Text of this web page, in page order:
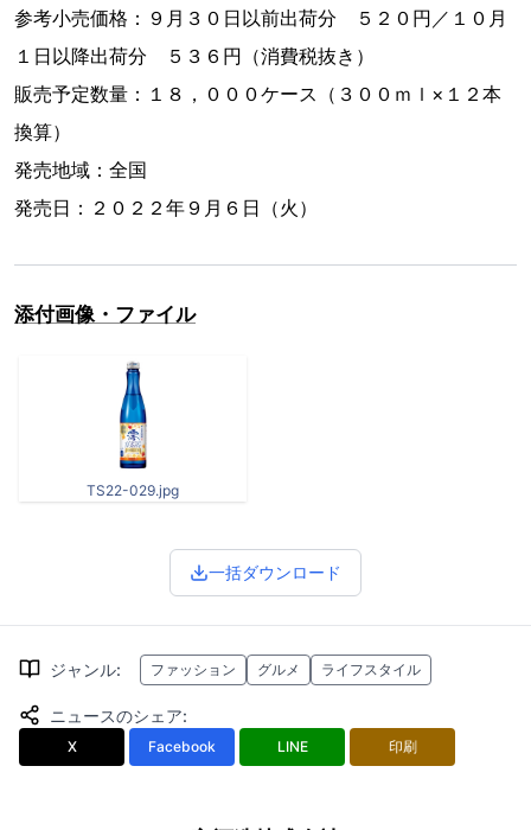
参考小売価格：９月３０日以前出荷分 ５２０円／１０月
１日以降出荷分 ５３６円（消費税抜き）
販売予定数量：１８，０００ケース（３００ｍｌ×１２本
換算）
発売地域：全国
発売日：２０２２年９月６日（火）
添付画像・ファイル
TS22-029.jpg
一括ダウンロード
ジャンル: ファッション グルメ ライフスタイル
ニュースのシェア:
X Facebook LINE 印刷